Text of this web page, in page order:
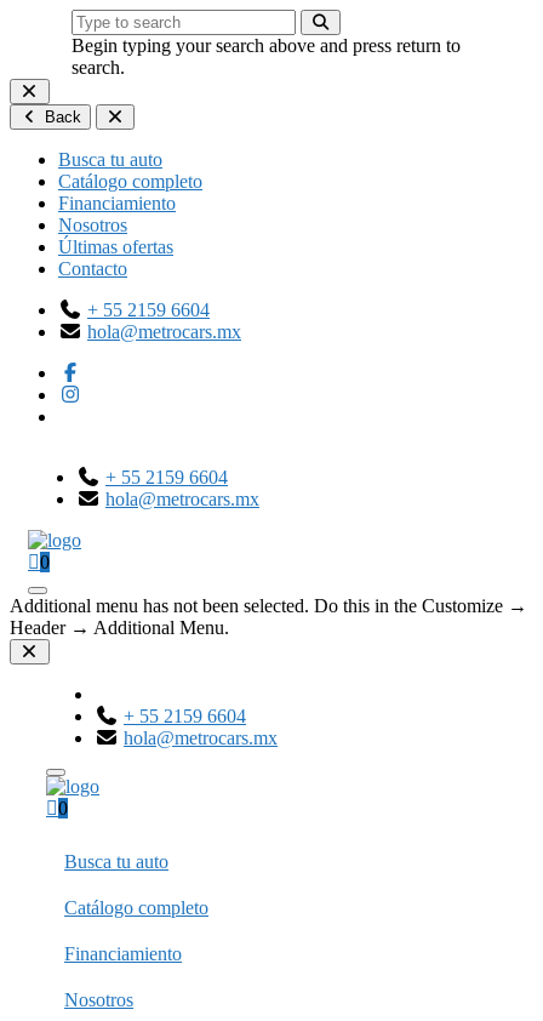
Begin typing your search above and press return to
search.
Back
Busca tu auto
Catálogo completo
Financiamiento
Nosotros
Últimas ofertas
Contacto
+ 55 2159 6604
hola@metrocars.mx
+ 55 2159 6604
hola@metrocars.mx
0
Additional menu has not been selected. Do this in the Customize →
Header → Additional Menu.
+ 55 2159 6604
hola@metrocars.mx
0
Busca tu auto
Catálogo completo
Financiamiento
Nosotros